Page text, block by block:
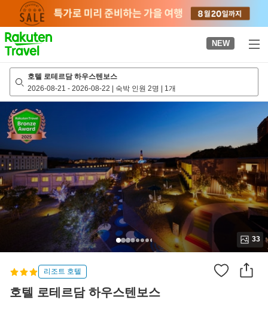
page
NEW
호텔 로테르담 하우스텐보스
2026-08-21 - 2026-08-22 | 숙박 인원 2명 | 1개
33
리조트 호텔
호텔 로테르담 하우스텐보스